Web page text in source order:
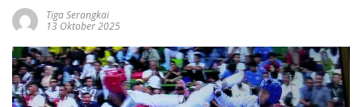
Tiga Serangkai
13 Oktober 2025